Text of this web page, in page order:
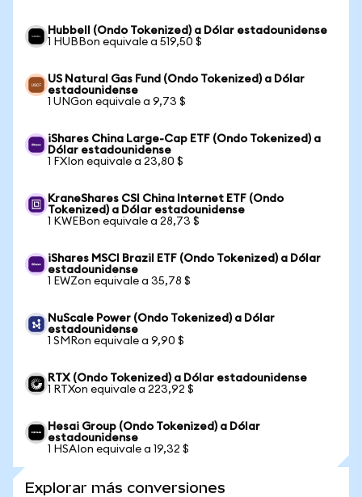
Hubbell (Ondo Tokenized) a Dólar estadounidense
1 HUBBon equivale a 519,50 $
US Natural Gas Fund (Ondo Tokenized) a Dólar
estadounidense
1 UNGon equivale a 9,73 $
iShares China Large-Cap ETF (Ondo Tokenized) a
Dólar estadounidense
1 FXIon equivale a 23,80 $
KraneShares CSI China Internet ETF (Ondo
Tokenized) a Dólar estadounidense
1 KWEBon equivale a 28,73 $
iShares MSCI Brazil ETF (Ondo Tokenized) a Dólar
estadounidense
1 EWZon equivale a 35,78 $
NuScale Power (Ondo Tokenized) a Dólar
estadounidense
1 SMRon equivale a 9,90 $
RTX (Ondo Tokenized) a Dólar estadounidense
1 RTXon equivale a 223,92 $
Hesai Group (Ondo Tokenized) a Dólar
estadounidense
1 HSAIon equivale a 19,32 $
Explorar más conversiones